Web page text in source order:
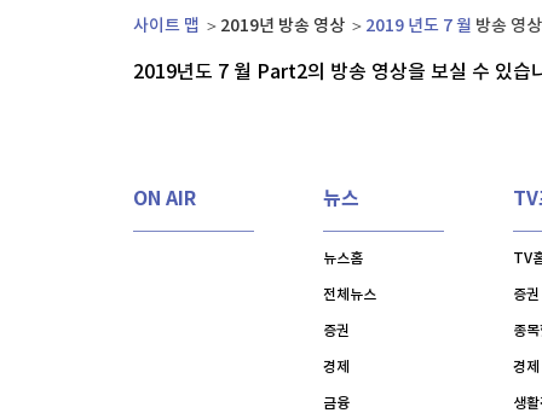
사회
랭킹뉴스
미네르바아카데미 증권 데이터
매매신호 (랭킹
사이트 맵 2019년 방송 영상 2019 년도 7 월 방송 영
2019년도 7 월 Part2의 방송 영상을 보실 수 있습
ON AIR 뉴스
뉴스홈
전체뉴스
증권
경제
금융
TV
TV
증권
종
경제
생